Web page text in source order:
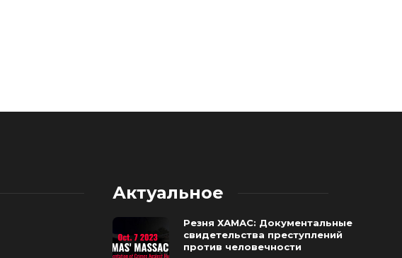
Актуальное
Резня ХАМАС: Документальные
свидетельства преступлений
против человечности